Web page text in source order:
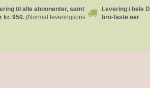
til alle abonnenter, samt
kr. 950. (Normal leveringspris:
Levering i hele
bro-faste øer